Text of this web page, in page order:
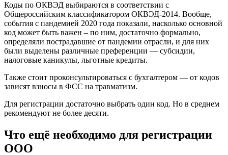
Коды по ОКВЭД выбираются в соответствии с
Общероссийским классификатором ОКВЭД-2014. Вообще,
события с пандемией 2020 года показали, насколько основной
код может быть важен – по ним, достаточно формально,
определяли пострадавшие от пандемии отрасли, и для них
были выделены различные преференции — субсидии,
налоговые каникулы, льготные кредиты.
Также стоит проконсультироваться с бухгалтером — от кодов
зависят взносы в ФСС на травматизм.
Для регистрации достаточно выбрать один код. Но в среднем
рекомендуют не более десяти.
Что ещё необходимо для регистрации
ООО